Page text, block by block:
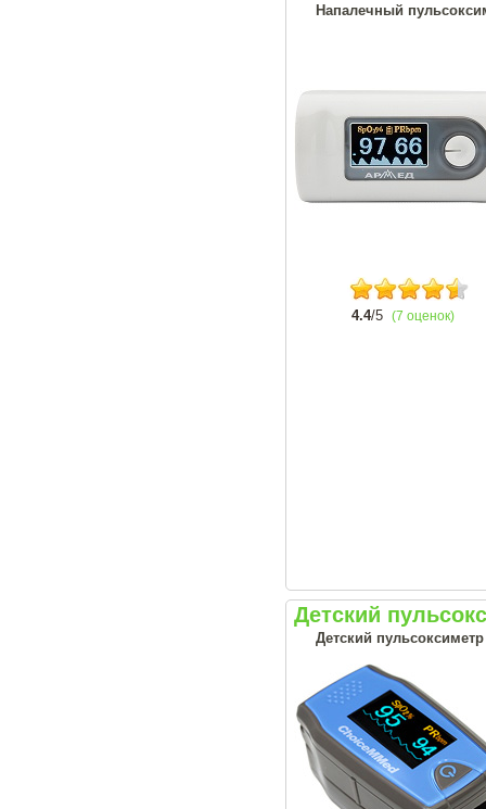
Напалечный
4.4/5 (7 оценок)
Детский
Детский